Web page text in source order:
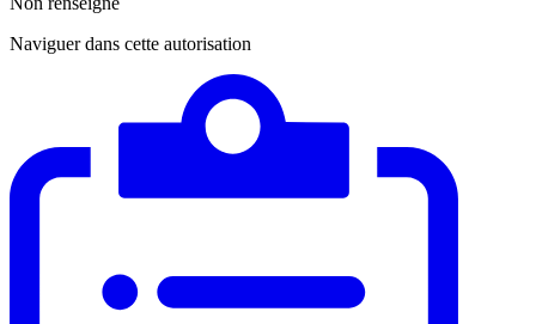
Naviguer dans cette autorisation